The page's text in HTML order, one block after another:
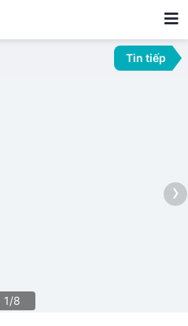
Tin tiếp
›
1/8